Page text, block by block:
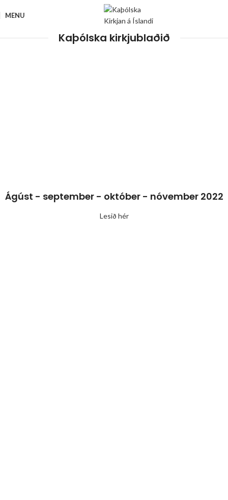
MENU
Kaþólska kirkjublaðið
Ágúst - september - október - nóvember 2022
Lesið hér